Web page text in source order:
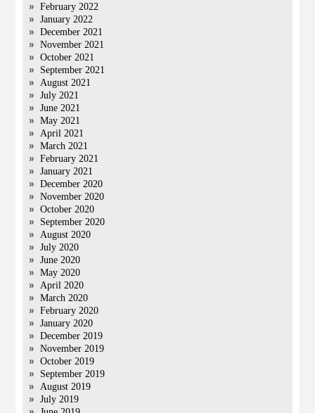
February 2022
January 2022
December 2021
November 2021
October 2021
September 2021
August 2021
July 2021
June 2021
May 2021
April 2021
March 2021
February 2021
January 2021
December 2020
November 2020
October 2020
September 2020
August 2020
July 2020
June 2020
May 2020
April 2020
March 2020
February 2020
January 2020
December 2019
November 2019
October 2019
September 2019
August 2019
July 2019